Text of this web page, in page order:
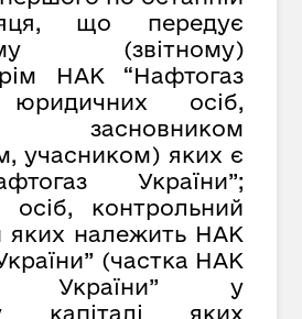
що передує
(звітному)
НАК “Нафтогаз
юридичних осіб,
учасником) яких є
України”;
контрольний
яких належить НАК
(частка НАК
України” у
капіталі яких